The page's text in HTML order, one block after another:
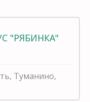
"РЯБИНКА"
Туманино,